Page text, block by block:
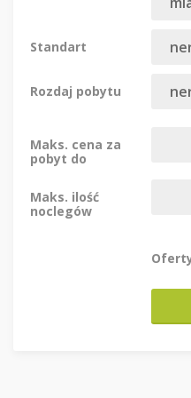
Standart
Rozdaj pobytu
Maks. cena za
pobyt do
Maks. ilość
noclegów